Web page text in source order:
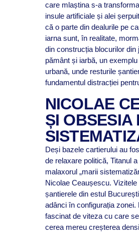
care mlaștina s-a
insule artificiale și alei
că o parte din dealurile pe
iarna sunt, în realitate,
din construcția blocurilor din
pământ și iarbă, un
urbană, unde resturile
fundamentul distracției
NICOLAE
ȘI OBSESIA
Deși bazele cartierului au
de relaxare politică, Titanul
malaxorul „marii
Nicolae Ceaușescu.
șantierele din estul
adânci în configurația zonei.
fascinat de viteza cu care
cerea mereu creșterea